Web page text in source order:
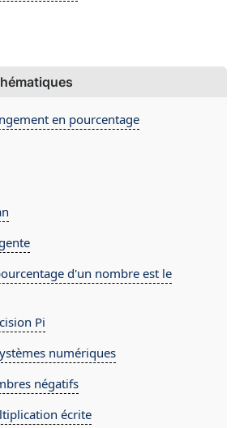
en pourcentage
d'un nombre est le
Pi
numériques
négatifs
écrite